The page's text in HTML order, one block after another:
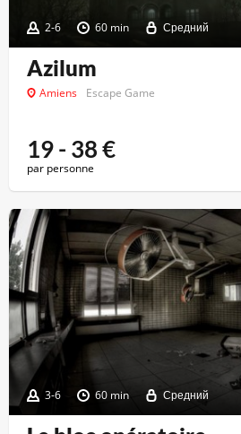
2-6 60 min Средний
Azilum
Amiens Escape Game
19 - 38€
par personne
3-6 60 min Средний